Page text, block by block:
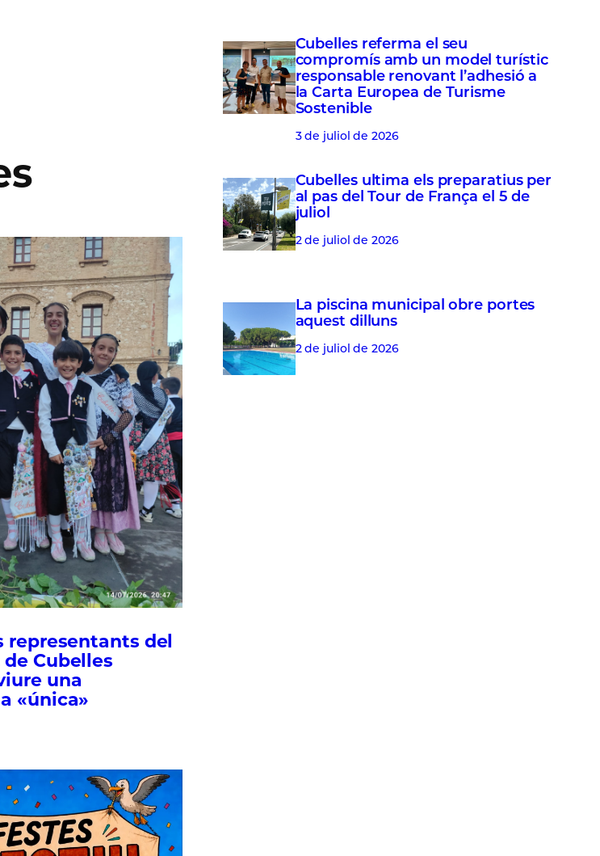
representants del
Cubelles
una
«única»
Cubelles referma el seu
compromís amb un model turístic
responsable renovant l’adhesió a
la Carta Europea de Turisme
Sostenible
3 de juliol de 2026
Cubelles ultima els preparatius per
al pas del Tour de França el 5 de
juliol
2 de juliol de 2026
La piscina municipal obre portes
aquest dilluns
2 de juliol de 2026